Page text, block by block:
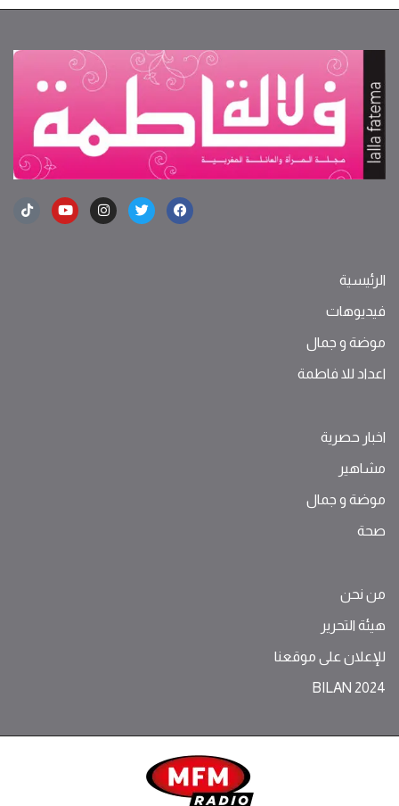
الرئيسية
فيديوهات
موضة ‫و‬ ‫‬‫جمال‬
اعداد للا فاطمة
اخبار حصرية
مشاهير
موضة ‫و‬ ‫‬‫جمال‬
صحة
من نحن
هيئة التحرير
للإعلان على موقعنا
BILAN 2024